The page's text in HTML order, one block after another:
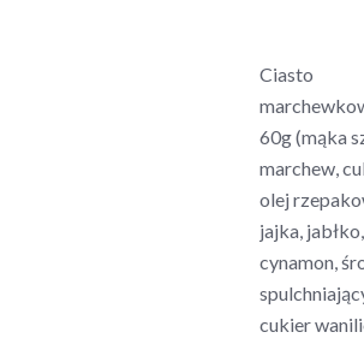
Ciasto
60g (mąka
marchew,
olej
jajka, jabłko,
cynamon,
cukier